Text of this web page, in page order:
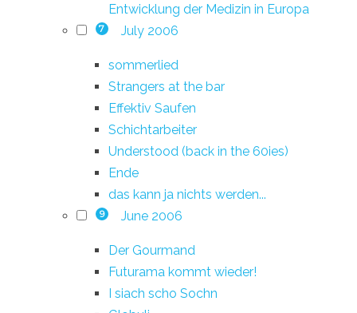
Entwicklung der Medizin in Europa
7 July 2006
sommerlied
Strangers at the bar
Effektiv Saufen
Schichtarbeiter
Understood (back in the 60ies)
Ende
das kann ja nichts werden...
9 June 2006
Der Gourmand
Futurama kommt wieder!
I siach scho Sochn